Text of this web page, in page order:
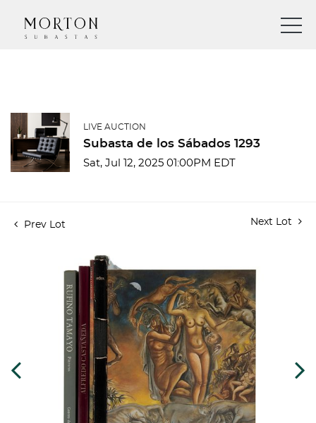
LIVE AUCTION
Subasta de los Sábados 1293
Sat, Jul 12, 2025 01:00PM EDT
Prev Lot Next Lot